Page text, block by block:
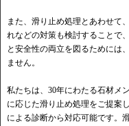
また、滑り止め処理とあわせて
れなどの対策も検討することで
と安全性の両立を図るためには
ません。
私たちは、30年にわたる石材メ
に応じた滑り止め処理をご提案
による診断から対応可能です。